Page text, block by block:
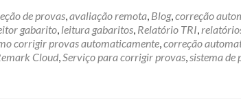
de provas,avaliação remota, Blog,correção
gabarito, leitura gabaritos, Relatório TRI,
corrigir provas automaticamente,correção
Cloud,Serviço para corrigir provas,sistema de